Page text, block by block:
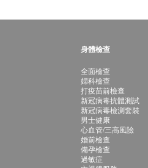
身體檢查
全面檢查
婦科檢查
打疫苗前檢查
新冠病毒抗體測試
新冠病毒檢測套裝
男士健康
心血管/三高風險
婚前檢查
備孕檢查
過敏症